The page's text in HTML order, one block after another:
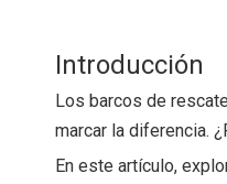
Introducción
Los barcos de
marcar la diferencia.
En este artículo,